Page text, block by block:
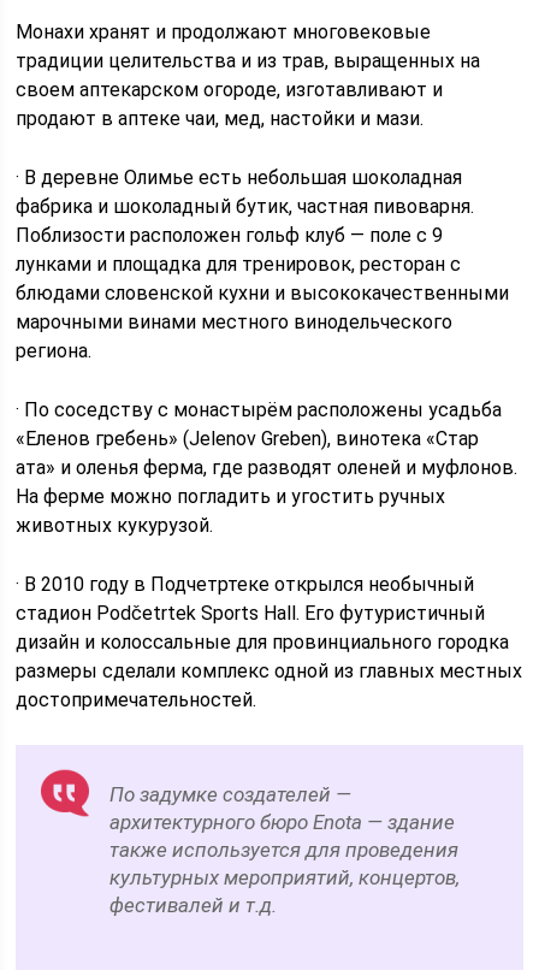
Монахи хранят и продолжают многовековые
традиции целительства и из трав, выращенных на
своем аптекарском огороде, изготавливают и
продают в аптеке чаи, мед, настойки и мази.
· В деревне Олимье есть небольшая шоколадная
фабрика и шоколадный бутик, частная пивоварня.
Поблизости расположен гольф клуб — поле с 9
лунками и площадка для тренировок, ресторан с
блюдами словенской кухни и высококачественными
марочными винами местного винодельческого
региона.
· По соседству с монастырём расположены усадьба
«Еленов гребень» (Jelenov Greben), винотека «Стар
ата» и оленья ферма, где разводят оленей и муфлонов.
На ферме можно погладить и угостить ручных
животных кукурузой.
· В 2010 году в Подчетртеке открылся необычный
стадион Podčetrtek Sports Hall. Его футуристичный
дизайн и колоссальные для провинциального городка
размеры сделали комплекс одной из главных местных
достопримечательностей.
По задумке создателей —
архитектурного бюро Enota — здание
также используется для проведения
культурных мероприятий, концертов,
фестивалей и т.д.